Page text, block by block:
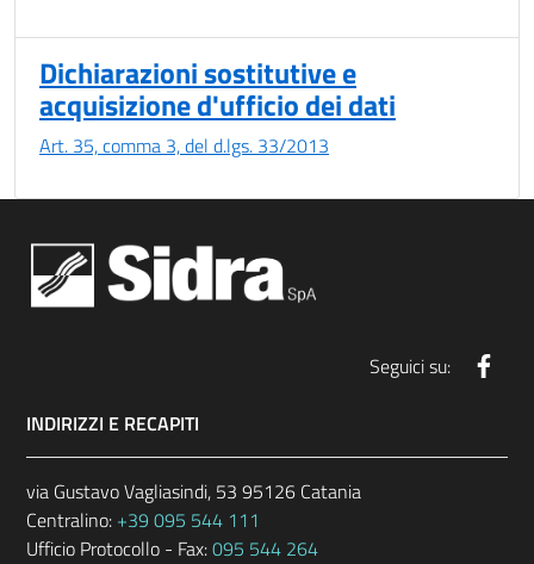
Dichiarazioni sostitutive e
acquisizione d'ufficio dei dati
Art. 35, comma 3, del d.lgs. 33/2013
Seguici su:
INDIRIZZI E RECAPITI
via Gustavo Vagliasindi, 53 95126 Catania
Centralino: +39 095 544 111
Ufficio Protocollo - Fax:095 544 264